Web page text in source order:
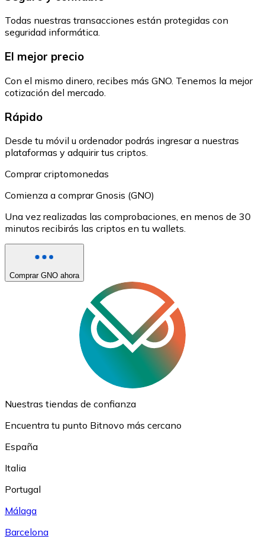
Todas nuestras transacciones están protegidas con
seguridad informática.
El mejor precio
Con el mismo dinero, recibes más GNO. Tenemos la mejor
cotización del mercado.
Rápido
Desde tu móvil u ordenador podrás ingresar a nuestras
plataformas y adquirir tus criptos.
Comprar criptomonedas
Comienza a comprar Gnosis (GNO)
Una vez realizadas las comprobaciones, en menos de 30
minutos recibirás las criptos en tu wallets.
Comprar GNO ahora
Nuestras tiendas de confianza
Encuentra tu punto Bitnovo más cercano
España
Italia
Portugal
Málaga
Barcelona